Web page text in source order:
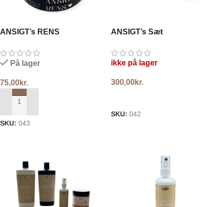
ANSIGT’s RENS
På lager
75,00kr.
TILFØJ TIL KURV
SKU: 043
ANSIGT’s Sæt
ikke på lager
300,00kr.
SKU: 042